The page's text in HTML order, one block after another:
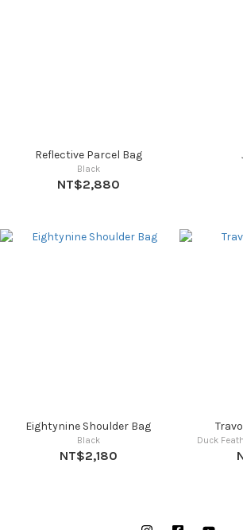
Reflective Parcel Bag
Black
NT$2,880
Eightynine Shoulder Bag
Black
NT$2,180
Duck